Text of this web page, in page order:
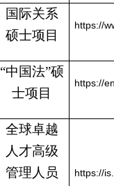
国际关系
硕士项目
https://
“中国法”硕
士项目
https://
全球卓越
人才高级
管理人员
https://